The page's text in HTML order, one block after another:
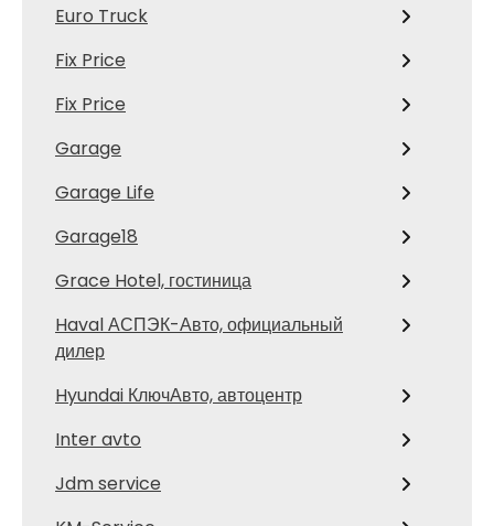
Euro Truck
Fix Price
Fix Price
Garage
Garage Life
Garage18
Grace Hotel, гостиница
Haval АСПЭК-Авто, официальный
дилер
Hyundai КлючАвто, автоцентр
Inter avto
Jdm service